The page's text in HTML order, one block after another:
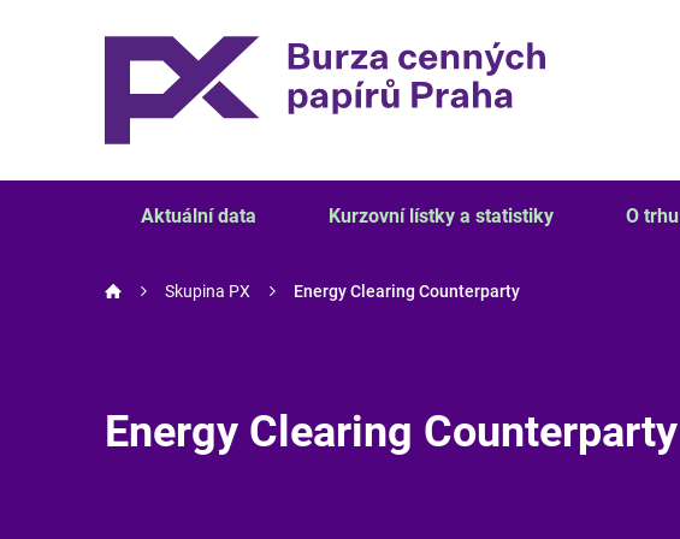
Aktuální data Kurzovní lístky a statistiky O trhu
Skupina PX Energy Clearing Counterparty
Energy Clearing Counterparty